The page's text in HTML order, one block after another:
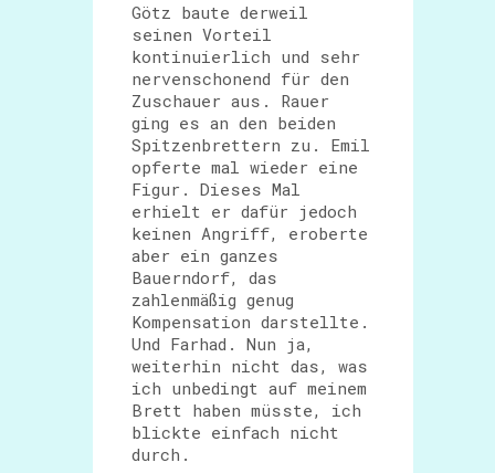
Götz baute derweil
seinen Vorteil
kontinuierlich und sehr
nervenschonend für den
Zuschauer aus. Rauer
ging es an den beiden
Spitzenbrettern zu. Emil
opferte mal wieder eine
Figur. Dieses Mal
erhielt er dafür jedoch
keinen Angriff, eroberte
aber ein ganzes
Bauerndorf, das
zahlenmäßig genug
Kompensation darstellte.
Und Farhad. Nun ja,
weiterhin nicht das, was
ich unbedingt auf meinem
Brett haben müsste, ich
blickte einfach nicht
durch.